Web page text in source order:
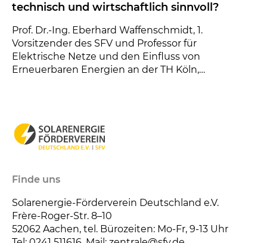
technisch und wirtschaftlich sinnvoll?
Prof. Dr.-Ing. Eberhard Waffenschmidt, 1.
Vorsitzender des SFV und Professor für
Elektrische Netze und den Einfluss von
Erneuerbaren Energien an der TH Köln,
Finde uns
Solarenergie-Förderverein Deutschland e.V.
Frère-Roger-Str. 8–10
52062 Aachen, tel. Bürozeiten: Mo-Fr, 9-13 Uhr